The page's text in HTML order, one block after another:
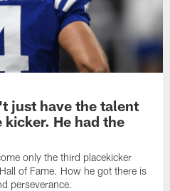
just have the talent
kicker. He had the
only the third placekicker
of Fame. How he got there is
perseverance.